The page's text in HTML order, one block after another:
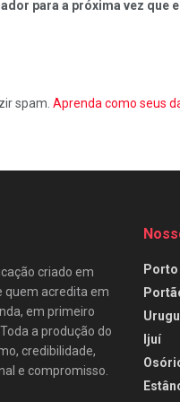
para a próxima vez que
spam. Aprenda como seus
criado em
quem acredita em
em primeiro
a produção do
credibilidade,
e compromisso.
Ijuí